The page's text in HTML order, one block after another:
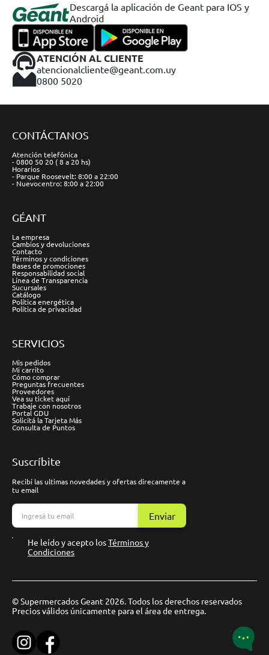
Descargá la aplicación de Geant para IOS y
Android
ATENCIÓN AL CLIENTE
atencionalcliente@geant.com.uy
0800 5020
CONTÁCTANOS
Atención telefónica
- 0800 50 20 ( 8 a 20 hs)
Horarios
- Parque Roosevelt: 8:00 a 22:00
- Nuevocentro: 8:00 a 22:00
GÉANT
La empresa
Cambios y devoluciones
Contacto
Términos y condiciones
Bases de promociones
Responsabilidad social
Línea de Transparencia
Sucursales
Catálogo
Política energética
Política de privacidad
SERVICIOS
Mis pedidos
Mi carrito
Cómo comprar
Preguntas frecuentes
Proveedores
Vea su ticket aquí
Trabaje con nosotros
Portal GDU
Solicitá la Tarjeta Más
Consulta de Puntos
Suscríbite
Recibí las ultimas novedades y ofertas direcamente a
tu email
Enviar
He leído y acepto losTérminos y
Condiciones
© Supermercados Geant 2026. Todos los derechos reservados
Precios válidos únicamente para el área de entrega.